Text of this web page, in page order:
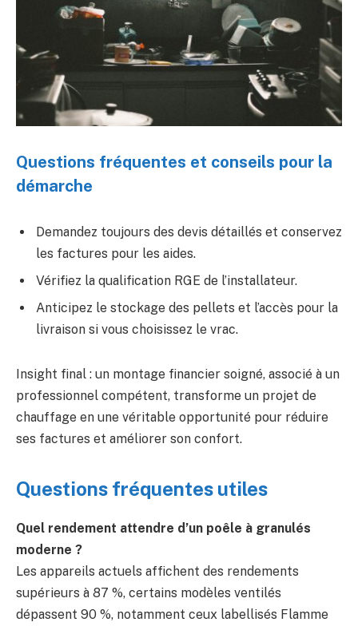
Questions fréquentes et conseils pour la
démarche
Demandez toujours des devis détaillés et conservez
les factures pour les aides.
Vérifiez la qualification RGE de l’installateur.
Anticipez le stockage des pellets et l’accès pour la
livraison si vous choisissez le vrac.
Insight final : un montage financier soigné, associé à un
professionnel compétent, transforme un projet de
chauffage en une véritable opportunité pour réduire
ses factures et améliorer son confort.
Questions fréquentes utiles
Quel rendement attendre d’un poêle à granulés
moderne ?
Les appareils actuels affichent des rendements
supérieurs à 87 %, certains modèles ventilés
dépassent 90 %, notamment ceux labellisés Flamme